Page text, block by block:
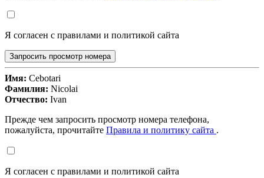
Я согласен с правилами и политикой сайта
Запросить просмотр номера
Имя: Cebotari
Фамилия: Nicolai
Отчество: Ivan
Прежде чем запросить просмотр номера телефона,
пожалуйста, прочитайте Правила и политику сайта .
Я согласен с правилами и политикой сайта